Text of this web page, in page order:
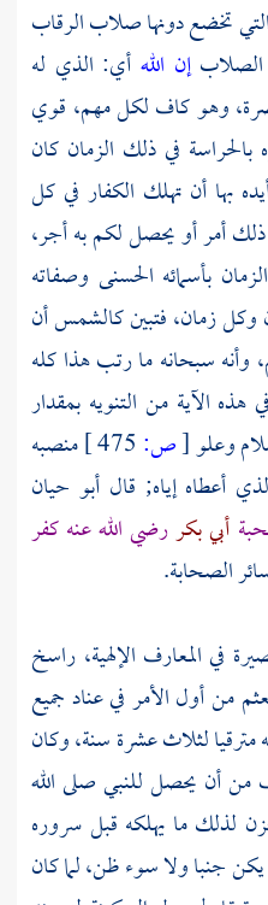
تخضع دونها صلاب الرقاب
الصلابإن الله أي: الذي له
وهو كاف لكل مهم، قوي
في ذلك الزمان كان
بها أن تهلك الكفار في كل
أمر أو يحصل لكم به أجر،
بأسمائه الحسنى وصفاته
وكل زمان، فتبين كالشمس أن
سبحانه ما رتب هذا كله
هذه الآية من التنويه بمقدار
وعلو[ص:
منصبه
أعطاه إياه; قال أبو حيان
أبي بكررضي الله عنه كفر
الصحابة.
في المعارف الإلهية، راسخ
من أول الأمر في عناد جميع
مترقيا لثلاث عشرة سنة، وكان
من أن يحصل للنبي صلى الله
لذلك ما يهلكه قبل سروره
يكن جنبا ولا سوء ظن، لما كان